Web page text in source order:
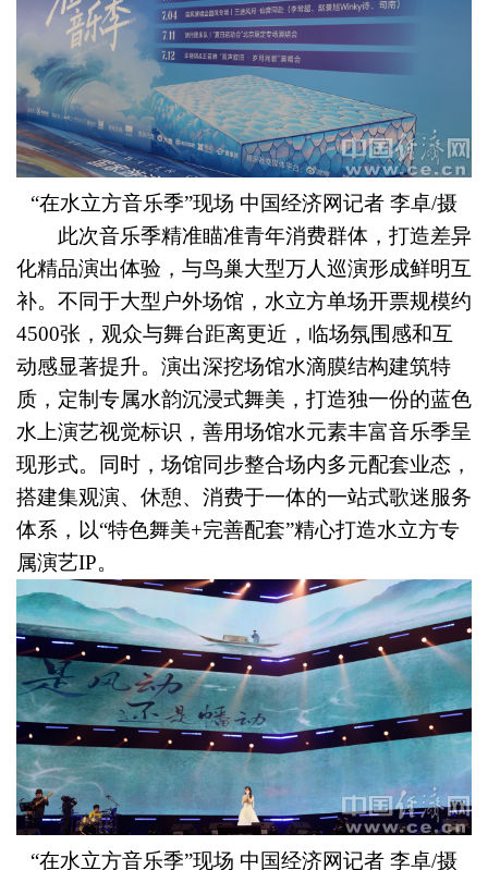
“在水立方音乐季”现场 中国经济网记者 李卓/摄
此次音乐季精准瞄准青年消费群体，打造差异
化精品演出体验，与鸟巢大型万人巡演形成鲜明互
补。不同于大型户外场馆，水立方单场开票规模约
4500张，观众与舞台距离更近，临场氛围感和互
动感显著提升。演出深挖场馆水滴膜结构建筑特
质，定制专属水韵沉浸式舞美，打造独一份的蓝色
水上演艺视觉标识，善用场馆水元素丰富音乐季呈
现形式。同时，场馆同步整合场内多元配套业态，
搭建集观演、休憩、消费于一体的一站式歌迷服务
体系，以“特色舞美+完善配套”精心打造水立方专
属演艺IP。
“在水立方音乐季”现场 中国经济网记者 李卓/摄